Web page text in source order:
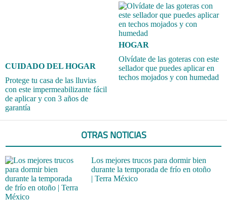
CUIDADO DEL HOGAR
Protege tu casa de las lluvias
con este impermeabilizante fácil
de aplicar y con 3 años de
garantía
HOGAR
Olvídate de las goteras con este
sellador que puedes aplicar en
techos mojados y con humedad
OTRAS NOTICIAS
Los mejores trucos para dormir bien
durante la temporada de frío en otoño
| Terra México